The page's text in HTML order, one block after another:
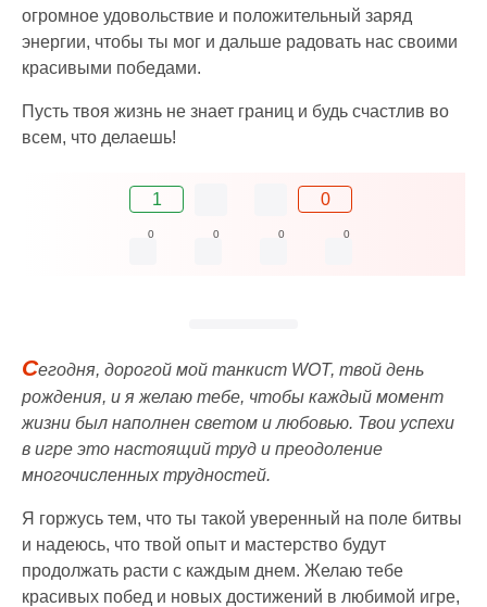
огромное удовольствие и положительный заряд
энергии, чтобы ты мог и дальше радовать нас своими
красивыми победами.
Пусть твоя жизнь не знает границ и будь счастлив во
всем, что делаешь!
1 0
0 0 0 0
Сегодня, дорогой мой танкист WOT, твой день
рождения, и я желаю тебе, чтобы каждый момент
жизни был наполнен светом и любовью. Твои успехи
в игре это настоящий труд и преодоление
многочисленных трудностей.
Я горжусь тем, что ты такой уверенный на поле битвы
и надеюсь, что твой опыт и мастерство будут
продолжать расти с каждым днем. Желаю тебе
красивых побед и новых достижений в любимой игре,